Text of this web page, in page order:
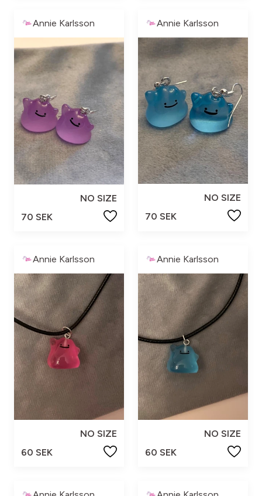
Annie Karlsson
NO SIZE
70 SEK
Annie Karlsson
NO SIZE
70 SEK
Annie Karlsson
NO SIZE
60 SEK
Annie Karlsson
NO SIZE
60 SEK